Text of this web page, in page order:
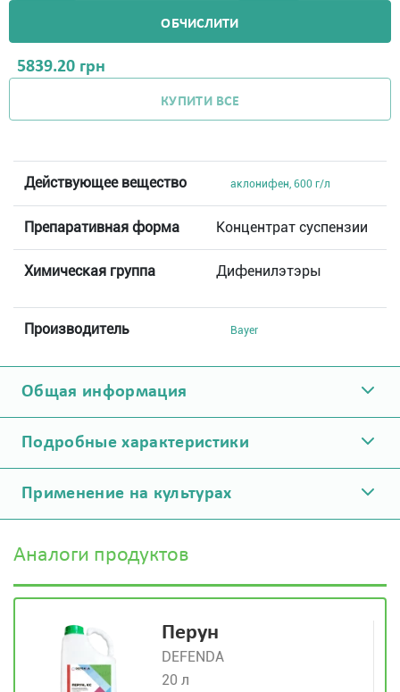
ОБЧИСЛИТИ
5839.20 грн
КУПИТИ ВСЕ
Действующее вещество аклонифен, 600 г/л
Препаративная форма Концентрат суспензии
Химическая группа Дифенилэтэры
Производитель Bayer
Общая информация
Подробные характеристики
Применение на культурах
Аналоги продуктов
Перун
DEFENDA
20 л